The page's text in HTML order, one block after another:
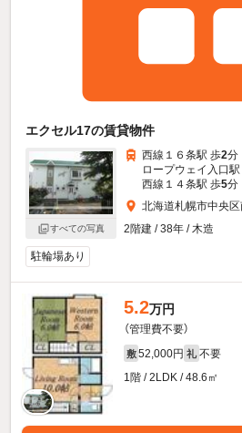
エクセル17の賃貸物件
すべての写真
西線１６条駅 歩2分
ロープウェイ入口
西線１４条駅 歩5分
北海道札幌市中央
2階建 / 38年 / 木造
駐輪場あり
5.2万円
（管理費不要）
敷 52,000円 礼 不要
1階 / 2LDK / 48.6㎡